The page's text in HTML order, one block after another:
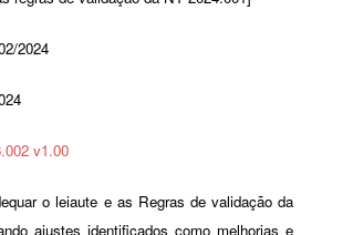
2024
v1.00
o leiaute e as Regras de validação da
ajustes identificados como melhorias e